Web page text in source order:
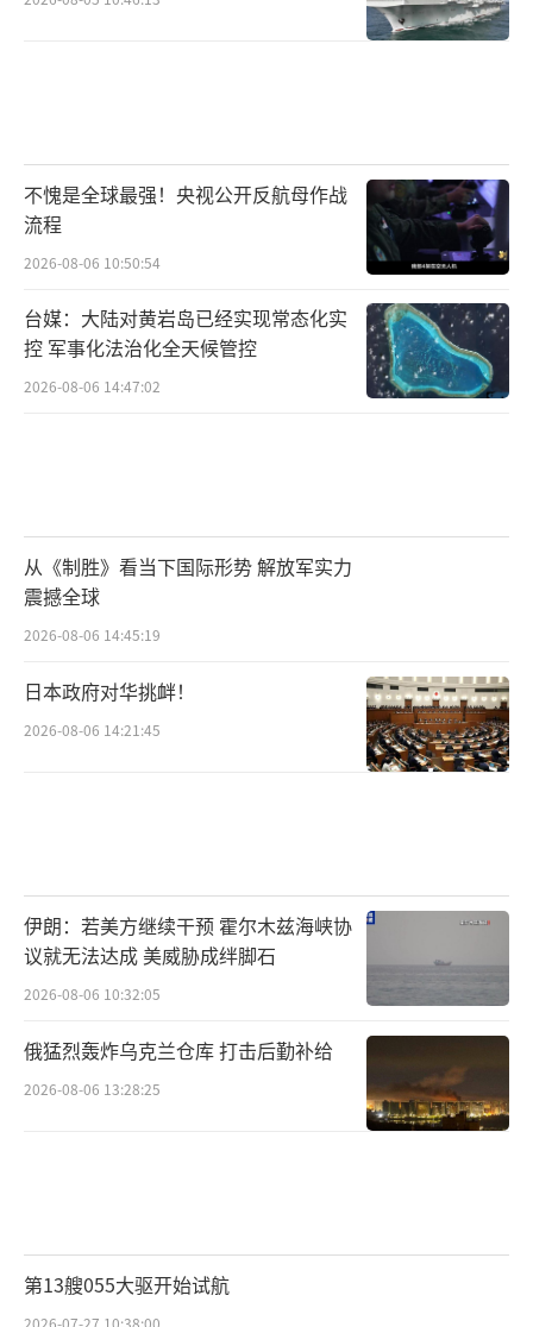
不愧是全球最强！央视公开反航母作战
流程
2026-08-06 10:50:54
台媒：大陆对黄岩岛已经实现常态化实
控 军事化法治化全天候管控
2026-08-06 14:47:02
从《制胜》看当下国际形势 解放军实力
震撼全球
2026-08-06 14:45:19
日本政府对华挑衅！
2026-08-06 14:21:45
伊朗：若美方继续干预 霍尔木兹海峡协
议就无法达成 美威胁成绊脚石
2026-08-06 10:32:05
俄猛烈轰炸乌克兰仓库 打击后勤补给
2026-08-06 13:28:25
第13艘055大驱开始试航
2026-07-27 10:38:00